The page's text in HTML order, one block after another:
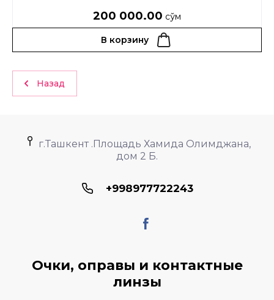
200 000.00 сўм
В корзину
Назад
Очки, оправы и контактные
линзы
г.Ташкент .Площадь Хамида Олимджана,
дом 2 Б.
+998977722243